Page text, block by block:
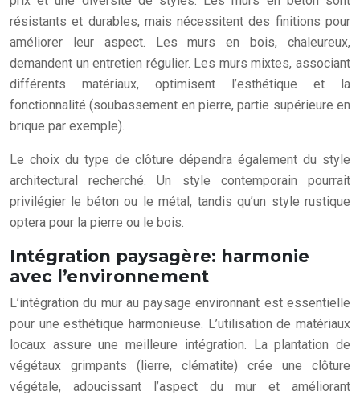
résistants et durables, mais nécessitent des finitions pour
améliorer leur aspect. Les murs en bois, chaleureux,
demandent un entretien régulier. Les murs mixtes, associant
différents matériaux, optimisent l’esthétique et la
fonctionnalité (soubassement en pierre, partie supérieure en
brique par exemple).
Le choix du type de clôture dépendra également du style
architectural recherché. Un style contemporain pourrait
privilégier le béton ou le métal, tandis qu’un style rustique
optera pour la pierre ou le bois.
Intégration paysagère: harmonie
avec l’environnement
L’intégration du mur au paysage environnant est essentielle
pour une esthétique harmonieuse. L’utilisation de matériaux
locaux assure une meilleure intégration. La plantation de
végétaux grimpants (lierre, clématite) crée une clôture
végétale, adoucissant l’aspect du mur et améliorant